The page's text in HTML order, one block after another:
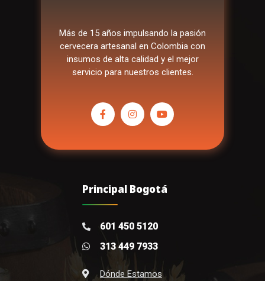
Más de 15 años impulsando la pasión
cervecera artesanal en Colombia con
insumos de alta calidad y el mejor
servicio para nuestros clientes.
Principal Bogotá
601 450 5120
313 449 7933
Dónde Estamos